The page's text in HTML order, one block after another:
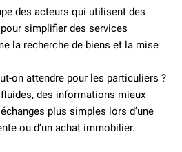
des acteurs qui utilisent des
simplifier des services
la recherche de biens et la mise
on attendre pour les particuliers ?
des informations mieux
plus simples lors d’une
ou d’un achat immobilier.